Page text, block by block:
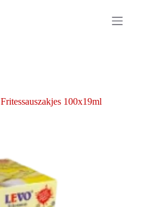
Fritessauszakjes 100x19ml